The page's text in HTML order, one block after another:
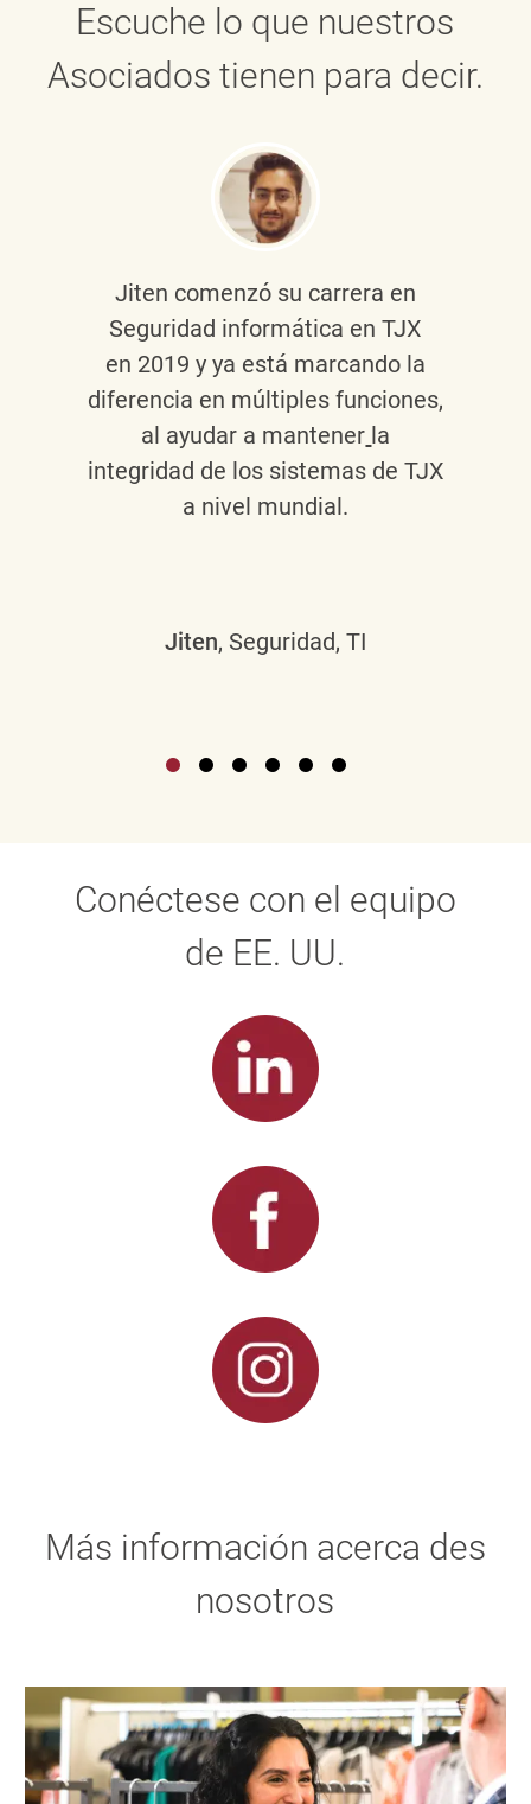
Escuche lo que nuestros
Asociados tienen para decir.
Jiten comenzó su carrera en
Seguridad informática en TJX
en 2019 y ya está marcando la
diferencia en múltiples funciones,
al ayudar a mantener la
integridad de los sistemas de TJX
a nivel mundial.
Jiten, Seguridad, TI
Conéctese con el equipo
de EE. UU.
Más información acerca des
nosotros